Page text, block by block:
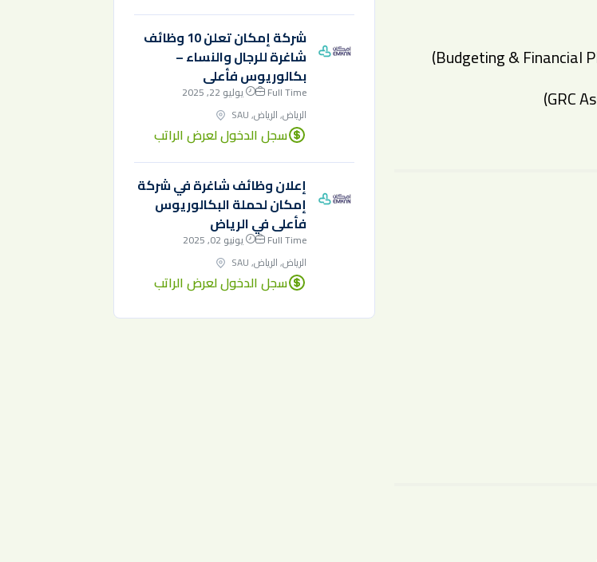
شركة إمكان تعلن 10 وظائف
شاغرة للرجال والنساء –
بكالوريوس فأعلى
Full Time
يوليو 22, 2025
الرياض, الرياض, SAU
سجل الدخول لعرض الراتب
إعلان وظائف شاغرة في شركة
إمكان لحملة البكالوريوس
فأعلى في الرياض
Full Time
يونيو 02, 2025
الرياض, الرياض, SAU
سجل الدخول لعرض الراتب